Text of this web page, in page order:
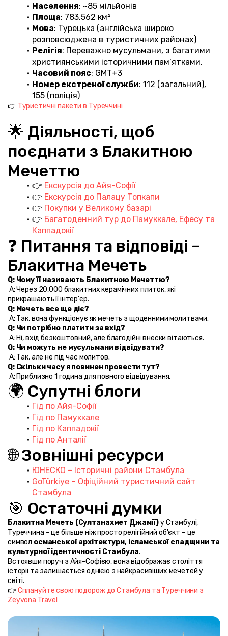
Населення: ~85 мільйонів
Площа: 783,562 км²
Мова: Турецька (англійська широко
розповсюджена в туристичних районах)
Релігія: Переважно мусульмани, з багатими
християнськими історичними пам’ятками.
Часовий пояс: GMT+3
Номер екстреної служби: 112 (загальний),
155 (поліція)
👉 Туристичні пакети в Туреччині
🌟 Діяльності, щоб
поєднати з Блакитною
Мечеттю
👉 Екскурсія до Айя-Софії
👉 Екскурсія до Палацу Топкапи
👉 Покупки у Великому базарі
👉 Багатоденний тур до Памуккале, Ефесу та
Каппадокії
❓ Питання та відповіді –
Блакитна Мечеть
Q: Чому її називають Блакитною Мечеттю?
прикрашають її інтер'єр.
Q: Мечеть все ще діє?
A: Так, вона функціонує як мечеть з щоденними молитвами.
Q: Чи потрібно платити за вхід?
A: Ні, вхід безкоштовний, але благодійні внески вітаються.
Q: Чи можуть не мусульмани відвідувати?
A: Так, але не під час молитов.
Q: Скільки часу я повинен провести тут?
A: Приблизно 1 година для повного відвідування.
🌍 Супутні блоги
Гід по Айя-Софії
Гід по Памуккале
Гід по Каппадокії
Гід по Анталії
🌐 Зовнішні ресурси
ЮНЕСКО – Історичні райони Стамбула
GoTürkiye – Офіційний туристичний сайт
Стамбула
🎯 Остаточні думки
Блакитна Мечеть (Султанахмет Джамії) у Стамбулі,
Туреччина – це більше ніж просто релігійний об'єкт – це
символ османської архітектури, ісламської спадщини та
культурної ідентичності Стамбула.
Встоявши поруч з Айя-Софією, вона відображає століття
історії та залишається однією з найкрасивіших мечетей у
світі.
👉 Сплануйте свою подорож до Стамбула та Туреччини з
Zeyvona Travel